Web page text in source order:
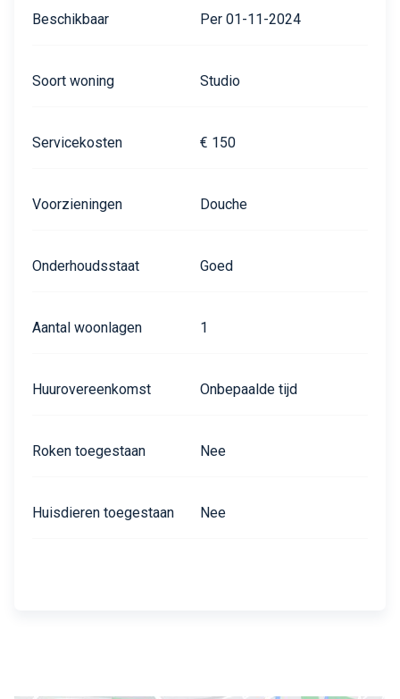
Beschikbaar Per 01-11-2024
Soort woning Studio
Servicekosten € 150
Voorzieningen Douche
Onderhoudsstaat Goed
Aantal woonlagen 1
Huurovereenkomst Onbepaalde tijd
Roken toegestaan Nee
Huisdieren toegestaan Nee